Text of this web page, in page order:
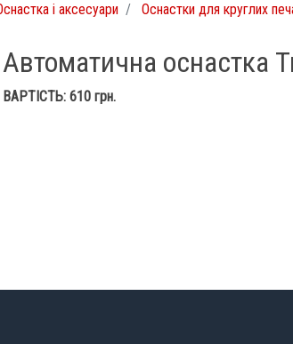
і аксесуари Оснастки для круглих
Автоматична оснастка
ВАРТІСТЬ: 610 грн.